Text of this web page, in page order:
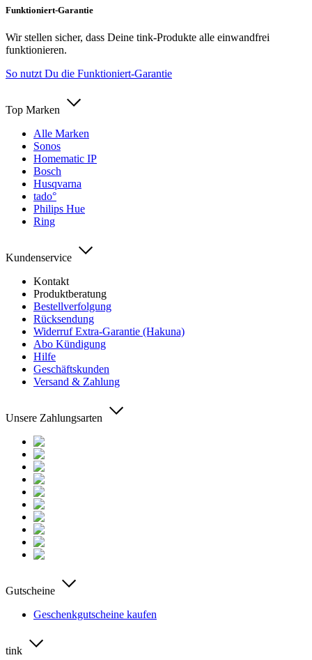
Funktioniert-Garantie
Wir stellen sicher, dass Deine tink-Produkte alle einwandfrei
funktionieren.
So nutzt Du die Funktioniert-Garantie
Top Marken
Alle Marken
Sonos
Homematic IP
Bosch
Husqvarna
tado°
Philips Hue
Ring
Kundenservice
Kontakt
Produktberatung
Bestellverfolgung
Rücksendung
Widerruf Extra-Garantie (Hakuna)
Abo Kündigung
Hilfe
Geschäftskunden
Versand & Zahlung
Unsere Zahlungsarten
Gutscheine
Geschenkgutscheine kaufen
tink